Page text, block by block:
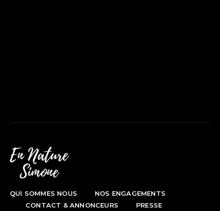
QUI SOMMES NOUS
NOS ENGAGEMENTS
CONTACT & ANNONCEURS
PRESSE